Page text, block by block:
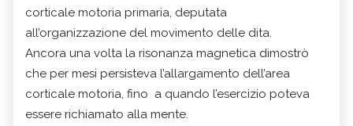
corticale motoria primaria, deputata
all’organizzazione del movimento delle dita.
Ancora una volta la risonanza magnetica dimostrò
che per mesi persisteva l’allargamento dell’area
corticale motoria, fino a quando l’esercizio poteva
essere richiamato alla mente.